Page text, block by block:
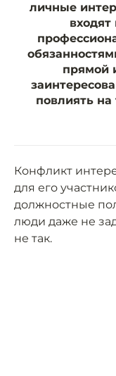
личные
входят
прямой
повлиять
Конфликт
для его
должностные
люди даже не
не так.